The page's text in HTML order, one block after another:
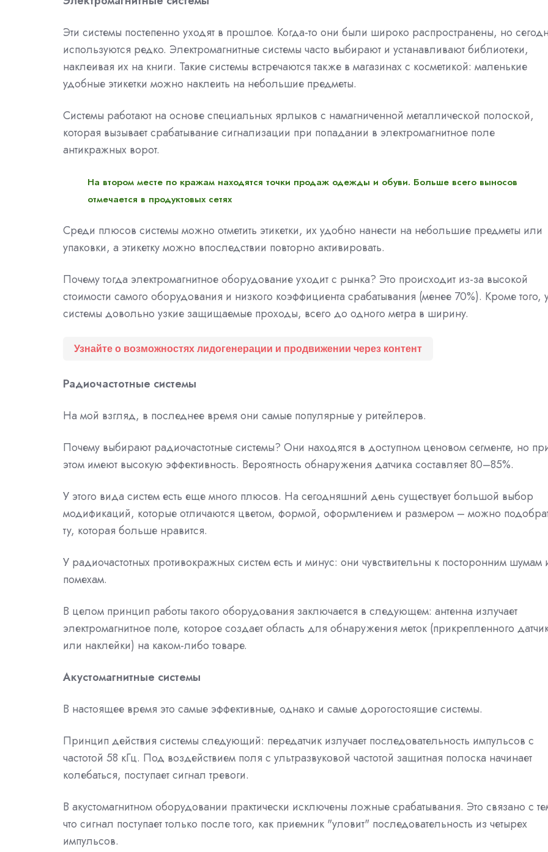
Эти системы постепенно уходят в прошлое. Когда-то они были широко распространены, но
используются редко. Электромагнитные системы часто выбирают и устанавливают библиотеки,
наклеивая их на книги. Такие системы встречаются также в магазинах с косметикой: маленькие
удобные этикетки можно наклеить на небольшие предметы.
Системы работают на основе специальных ярлыков с намагниченной металлической полоской,
которая вызывает срабатывание сигнализации при попадании в электромагнитное поле
антикражных ворот.
На втором месте по кражам находятся точки продаж одежды и обуви. Больше всего выносов
отмечается в продуктовых сетях
Среди плюсов системы можно отметить этикетки, их удобно нанести на небольшие предметы или
упаковки, а этикетку можно впоследствии повторно активировать.
Почему тогда электромагнитное оборудование уходит с рынка? Это происходит из-за высокой
стоимости самого оборудования и низкого коэффициента срабатывания (менее 70%). Кроме того,
системы довольно узкие защищаемые проходы, всего до одного метра в ширину.
Узнайте о возможностях лидогенерации и продвижении через контент
Радиочастотные системы
На мой взгляд, в последнее время они самые популярные у ритейлеров.
Почему выбирают радиочастотные системы? Они находятся в доступном ценовом сегменте, но
этом имеют высокую эффективность. Вероятность обнаружения датчика составляет 80–85%.
У этого вида систем есть еще много плюсов. На сегодняшний день существует большой выбор
модификаций, которые отличаются цветом, формой, оформлением и размером – можно
ту, которая больше нравится.
У радиочастотных противокражных систем есть и минус: они чувствительны к посторонним шумам
помехам.
В целом принцип работы такого оборудования заключается в следующем: антенна излучает
электромагнитное поле, которое создает область для обнаружения меток (прикрепленного
или наклейки) на каком-либо товаре.
Акустомагнитные системы
В настоящее время это самые эффективные, однако и самые дорогостоящие системы.
Принцип действия системы следующий: передатчик излучает последовательность импульсов с
частотой 58 кГц. Под воздействием поля с ультразвуковой частотой защитная полоска начинает
колебаться, поступает сигнал тревоги.
В акустомагнитном оборудовании практически исключены ложные срабатывания. Это связано с
что сигнал поступает только после того, как приемник "уловит" последовательность из четырех
импульсов.